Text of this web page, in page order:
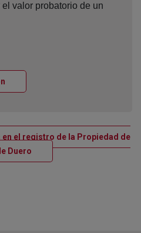
valor probatorio de un
el registro de la Propiedad de
Duero Ventana nueva